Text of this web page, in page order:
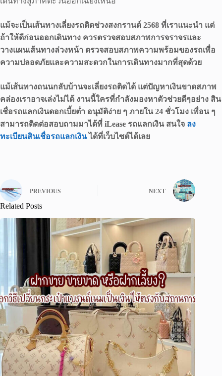
แม้จะเป็นเส้นทางเลี่ยงรถติดช่วงสงกรานต์ 2568 ที่เราแนะนำ แต่
ถ้าให้ดีก่อนออกเดินทาง ควรตรวจสอบสภาพการจราจรและ
วางแผนเส้นทางล่วงหน้า ตรวจสอบสภาพความพร้อมของรถเพื่อ
ความปลอดภัยและความสะดวกในการเดินทางมากที่สุดด้วย
แม้เส้นทางถนนกลับบ้านจะเลี่ยงรถติดได้ แต่ปัญหาเงินขาดสภาพ
คล่องเราอาจเล่งไม่ได้ งานนี้ใครที่กำลังมองหาตัวช่วยดีๆอย่าง สิน
เชื่อรถแลกเงินดอกเบี้ยต่ำ อนุมัติง่าย ๆ ภายใน 24 ชั่วโมง เพื่อน ๆ
สามารถติดต่อสอบถามมาได้ที่ iLease รถแลกเงิน สนใจ ลง
ทะเบียนสินเชื่อรถแลกเงินได้ที่เว็บไซต์ได้เลย
PREVIOUS NEXT
Related Posts